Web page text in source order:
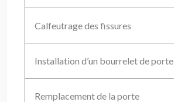
Calfeutrage des fissures
Installation d’un bourrelet de porte
Remplacement de la porte